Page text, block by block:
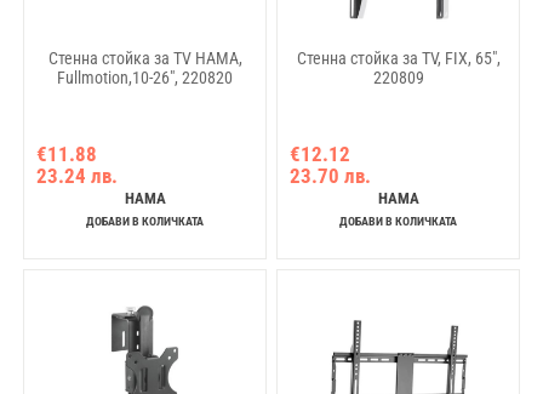
Стенна стойка за TV HAMA,
Fullmotion,10-26", 220820
€11.88
23.24 лв.
HAMA
ДОБАВИ В КОЛИЧКАТА
Стенна стойка за TV, FIX, 65",
220809
€12.12
23.70 лв.
HAMA
ДОБАВИ В КОЛИЧКАТА